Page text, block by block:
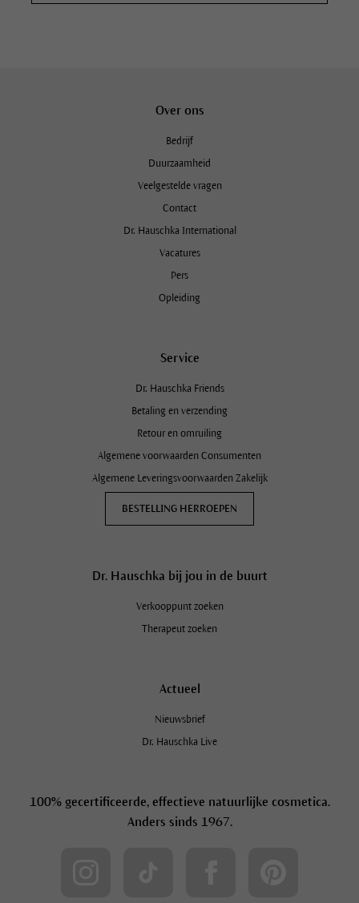
Over ons
Bedrijf
Duurzaamheid
Veelgestelde vragen
Contact
Dr. Hauschka International
Vacatures
Pers
Opleiding
Service
Dr. Hauschka Friends
Betaling en verzending
Retour en omruiling
Algemene voorwaarden Consumenten
Algemene Leveringsvoorwaarden Zakelijk
BESTELLING HERROEPEN
Dr. Hauschka bij jou in de buurt
Verkooppunt zoeken
Therapeut zoeken
Actueel
Nieuwsbrief
Dr. Hauschka Live
100% gecertificeerde, effectieve natuurlijke cosmetica.
Anders sinds 1967.